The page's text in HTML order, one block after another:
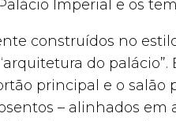
Imperial e os
construídos no
do palácio”.
principal e o salão
– alinhados em